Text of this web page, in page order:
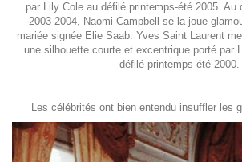
par Lily Cole au défilé printemps-été 2005. Au
2003-2004, Naomi Campbell se la joue
mariée signée Elie Saab. Yves Saint Laurent
une silhouette courte et excentrique porté par
défilé printemps-été 2000.
Les célébrités ont bien entendu insuffler les